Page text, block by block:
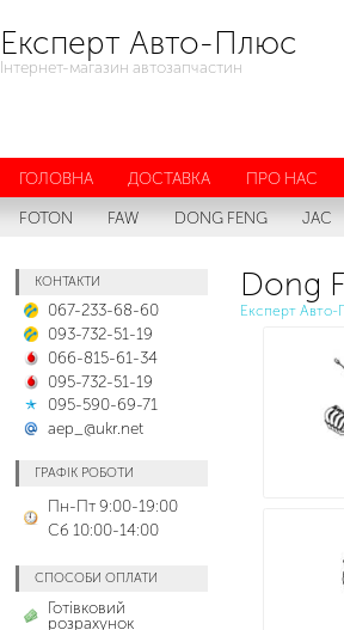
Експерт Авто-Плюс
Інтернет-магазин автозапчастин
ГОЛОВНА ДОСТАВКА ПРО НАС
FOTON
FAW DONG FENG JAC
КОНТАКТИ
067-233-68-60
093-732-51-19
066-815-61-34
095-732-51-19
095-590-69-71
aep_@ukr.net
ГРАФІК РОБОТИ
Пн-Пт 9:00-19:00
Сб 10:00-14:00
СПОСОБИ ОПЛАТИ
Готівковий
розрахунок
Dong
Експерт Авто-